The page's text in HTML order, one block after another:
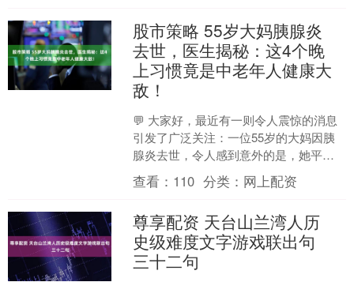
股市策略 55岁大妈胰腺炎
去世，医生揭秘：这4个晚
上习惯竟是中老年人健康大
敌！
💬 大家好，最近有一则令人震惊的消息
引发了广泛关注：一位55岁的大妈因胰
腺炎去世，令人感到意外的是，她平时
饮食非常规矩，从不暴饮暴食。究竟是
什么原因导致了如此悲....
查看： 110 分类： 网上配资
尊享配资 天台山兰湾人历
史级难度文字游戏联出句
三十二句